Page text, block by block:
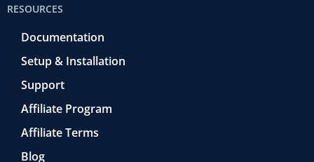
RESOURCES
Documentation
Setup & Installation
Support
Affiliate Program
Affiliate Terms
Blog